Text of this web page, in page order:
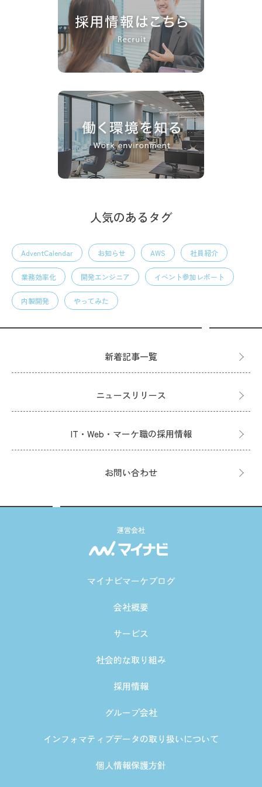
人気のあるタグ
AdventCalendar お知らせ AWS 社員紹介
業務効率化 開発エンジニア イベント参加レポート
内製開発 やってみた
新着記事一覧
ニュースリリース
IT・Web・マーケ職の採用情報
お問い合わせ
運営会社
マイナビマーケブログ
会社概要
サービス
社会的な取り組み
採用情報
グループ会社
インフォマティブデータの取り扱いについて
個人情報保護方針